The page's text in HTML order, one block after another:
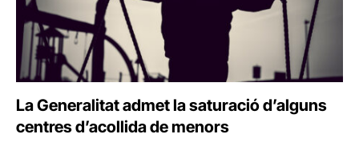
La Generalitat admet la saturació d’alguns
centres d’acollida de menors